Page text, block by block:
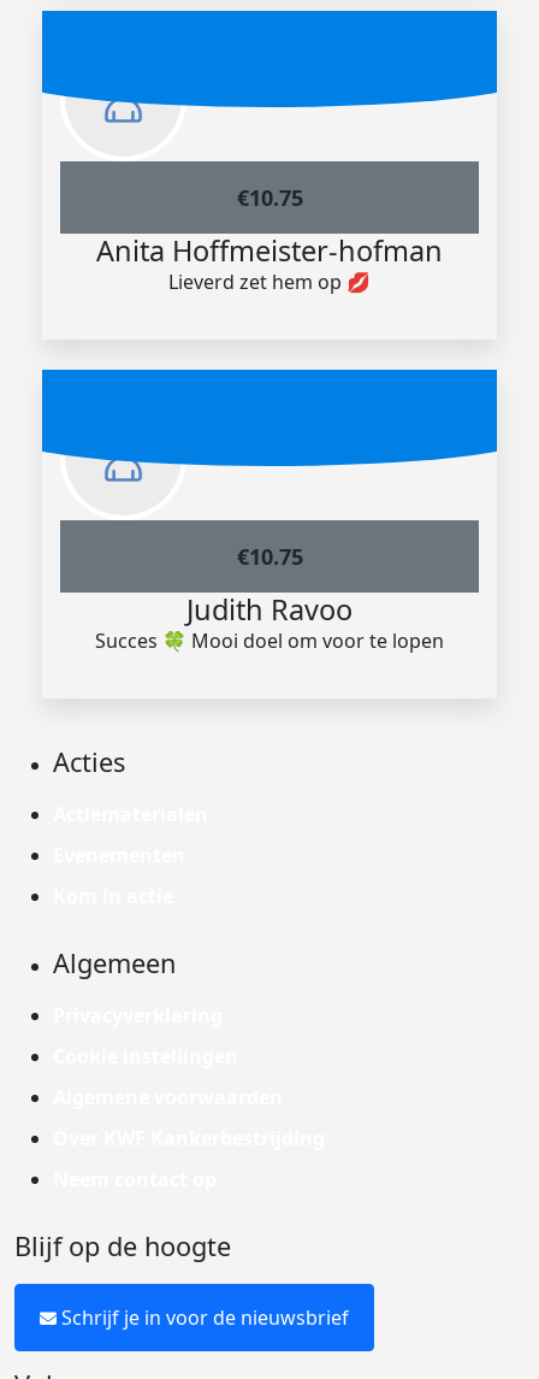
€10.75
Anita Hoffmeister-hofman
Lieverd zet hem op 💋
€10.75
Judith Ravoo
Succes 🍀 Mooi doel om voor te lopen
Acties
Algemeen
Blijf op de hoogte
Schrijf je in voor de nieuwsbrief